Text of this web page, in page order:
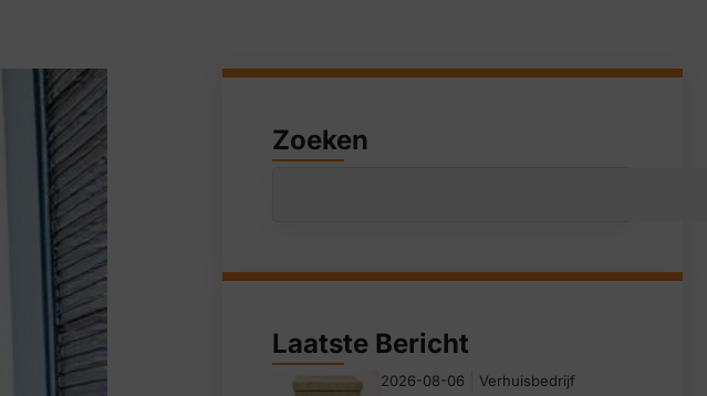
Zoeken
Laatste Bericht
2026-08-06 Verhuisbedrijf